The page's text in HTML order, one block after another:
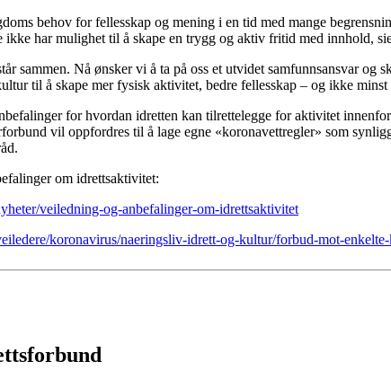
behov for fellesskap og mening i en tid med mange
har mulighet til å skape en trygg og aktiv fritid med innhold,
sammen. Nå ønsker vi å ta på oss et utvidet samfunnsansvar og
til å skape mer fysisk aktivitet, bedre fellesskap – og ikke minst
for hvordan idretten kan tilrettelegge for aktivitet
vil oppfordres til å lage egne «koronavettregler» som
om idrettsaktivitet:
veiledning-og-anbefalinger-om-idrettsaktivitet
koronavirus/naeringsliv-idrett-og-kultur/forbud-mot-